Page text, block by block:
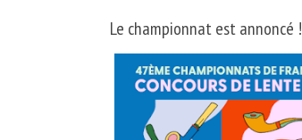
Le championnat est annoncé !